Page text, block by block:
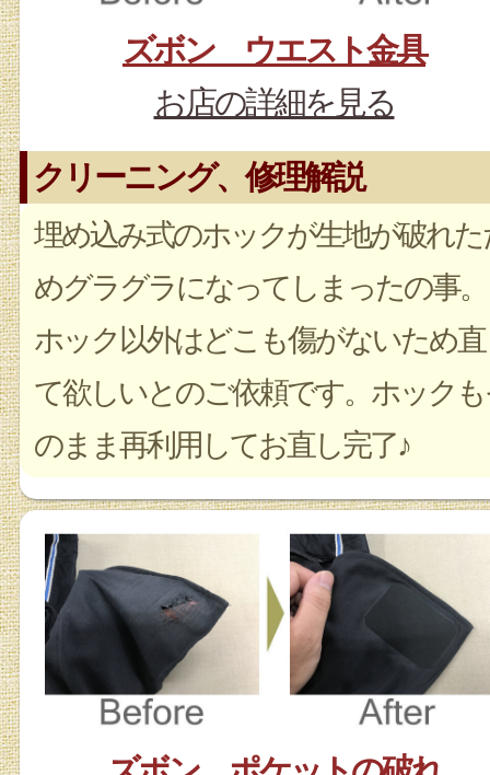
ズボン ウエスト金具
お店の詳細を見る
クリーニング、修理解説
埋め込み式のホックが生地が破れた
めグラグラになってしまったの事。
ホック以外はどこも傷がないため
て欲しいとのご依頼です。ホック
のまま再利用してお直し完了♪